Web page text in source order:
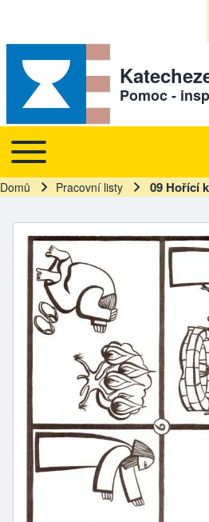
Pomoc -
Hlavní navigace
Toggle main menu
Drobečková navigace
Domů Pracovní listy 09 Hořící